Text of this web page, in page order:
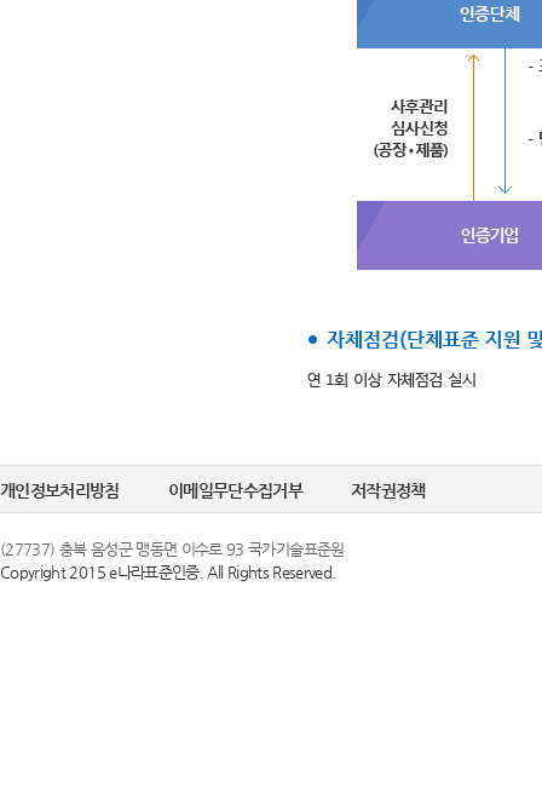
개인정보처리방침 이메일무단수집거부 저작권정책
(27737) 충북 음성군 맹동면 이수로 93 국가기술표준원
Copyright 2015 e나라표준인증. All Rights Reserved.